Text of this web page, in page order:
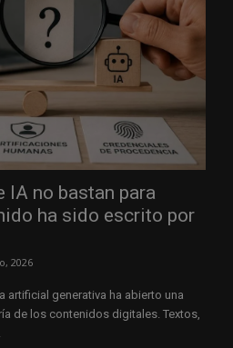
IA no bastan para
ha sido escrito por
2026
artificial generativa ha abierto una
de los contenidos digitales. Textos,